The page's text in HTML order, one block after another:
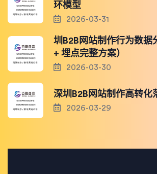
环模型
2026-03-31
圳B2B网站制作行为数据
+ 埋点完整方案）
2026-03-30
深圳B2B网站制作高转化
2026-03-29